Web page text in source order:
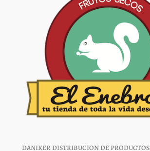
de
DANIKER DISTRIBUCION DE PRODUCTOS